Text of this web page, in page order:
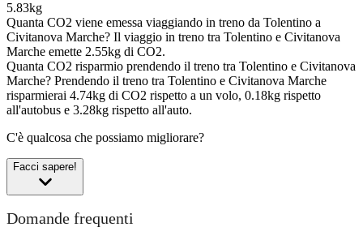
5.83kg
Quanta CO2 viene emessa viaggiando in treno da Tolentino a
Civitanova Marche? Il viaggio in treno tra Tolentino e Civitanova
Marche emette 2.55kg di CO2.
Quanta CO2 risparmio prendendo il treno tra Tolentino e Civitanova
Marche? Prendendo il treno tra Tolentino e Civitanova Marche
risparmierai 4.74kg di CO2 rispetto a un volo, 0.18kg rispetto
all'autobus e 3.28kg rispetto all'auto.
C'è qualcosa che possiamo migliorare?
Facci sapere!
Domande frequenti